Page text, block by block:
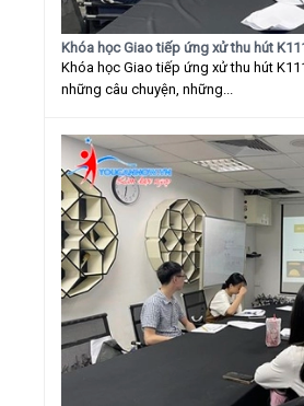
Khóa học Giao tiếp ứng xử thu hút
Khóa học Giao tiếp ứng xử thu hút
những câu chuyện, những...